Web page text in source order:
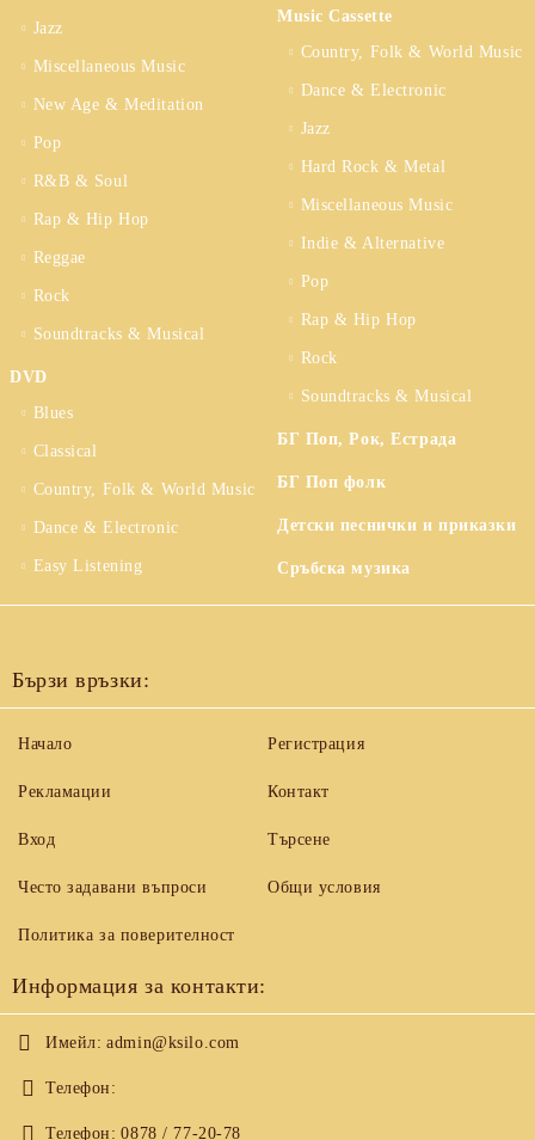
Jazz
Miscellaneous Music
New Age & Meditation
Pop
R&B & Soul
Rap & Hip Hop
Reggae
Rock
Soundtracks & Musical
DVD
Blues
Classical
Country, Folk & World Music
Dance & Electronic
Easy Listening
Music Cassette
Country, Folk & World Music
Dance & Electronic
Jazz
Hard Rock & Metal
Miscellaneous Music
Indie & Alternative
Pop
Rap & Hip Hop
Rock
Soundtracks & Musical
БГ Поп, Рок, Естрада
БГ Поп фолк
Детски песнички и приказки
Сръбска музика
Бързи връзки:
Начало
Рекламации
Вход
Често задавани въпроси
Регистрация
Контакт
Търсене
Общи условия
Политика за поверителност
Информация за контакти:
Имейл: admin@ksilo.com
Телефон:
Телефон: 0878 / 77-20-78